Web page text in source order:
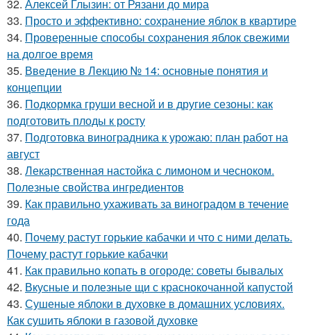
32. Алексей Глызин: от Рязани до мира
33. Просто и эффективно: сохранение яблок в квартире
34. Проверенные способы сохранения яблок свежими
на долгое время
35. Введение в Лекцию № 14: основные понятия и
концепции
36. Подкормка груши весной и в другие сезоны: как
подготовить плоды к росту
37. Подготовка виноградника к урожаю: план работ на
август
38. Лекарственная настойка с лимоном и чесноком.
Полезные свойства ингредиентов
39. Как правильно ухаживать за виноградом в течение
года
40. Почему растут горькие кабачки и что с ними делать.
Почему растут горькие кабачки
41. Как правильно копать в огороде: советы бывалых
42. Вкусные и полезные щи с краснокочанной капустой
43. Сушеные яблоки в духовке в домашних условиях.
Как сушить яблоки в газовой духовке